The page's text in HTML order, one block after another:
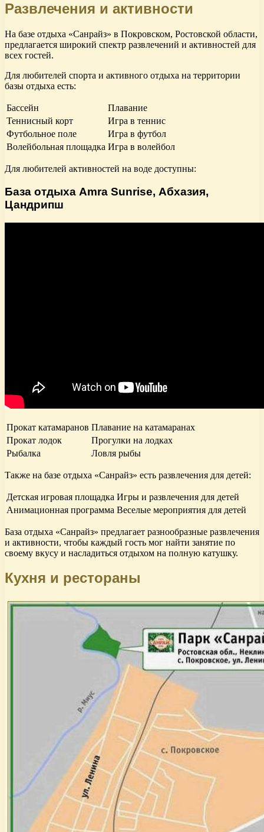
Развлечения и активности
На базе отдыха «Санрайз» в Покровском, Ростовской области,
предлагается широкий спектр развлечений и активностей для
всех гостей.
Для любителей спорта и активного отдыха на территории
базы отдыха есть:
Бассейн
Плавание
Теннисный корт
Игра в теннис
Футбольное поле
Игра в футбол
Волейбольная площадка Игра в волейбол
Для любителей активностей на воде доступны:
База отдыха Amra Sunrise, Абхазия,
Цандрипш
Прокат катамаранов Плавание на катамаранах
Прокат лодок
Прогулки на лодках
Рыбалка
Ловля рыбы
Также на базе отдыха «Санрайз» есть развлечения для детей:
Детская игровая площадка Игры и развлечения для детей
Анимационная программа Веселые мероприятия для детей
База отдыха «Санрайз» предлагает разнообразные развлечения
и активности, чтобы каждый гость мог найти занятие по
своему вкусу и насладиться отдыхом на полную катушку.
Кухня и рестораны